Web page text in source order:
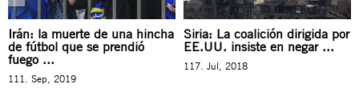
Irán: la muerte de una hincha
de fútbol que se prendió
fuego ...
111. Sep, 2019
Siria: La coalición dirigida por
EE.UU. insiste en negar ...
117. Jul, 2018